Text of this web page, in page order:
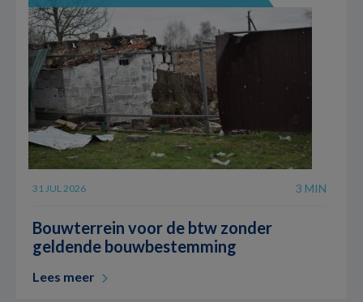
31 JUL 2026 3 MIN
Bouwterrein voor de btw zonder
geldende bouwbestemming
Lees meer